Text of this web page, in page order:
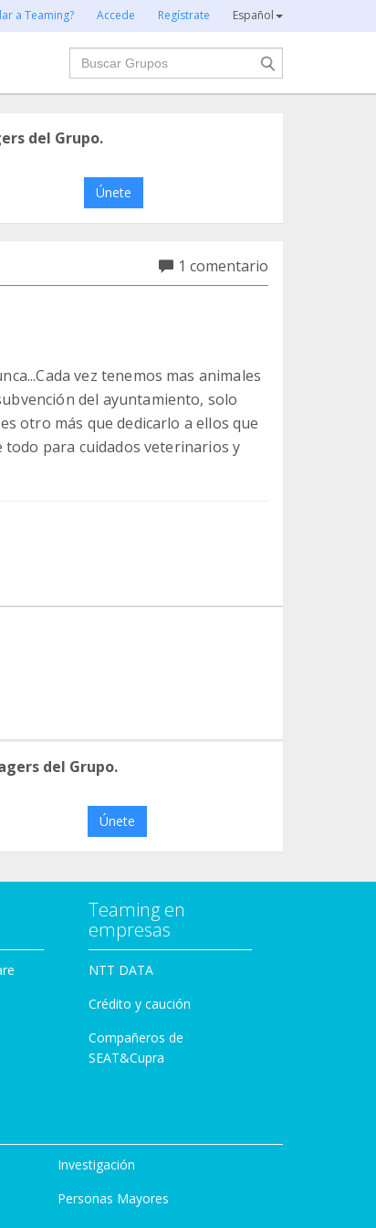
a Teaming? Accede Regístrate Español
Buscar
del Grupo.
Únete
1 comentario
vez tenemos mas animales
del ayuntamiento, solo
otro más que dedicarlo a ellos que
para cuidados veterinarios y
del Grupo.
Únete
Teaming en
empresas
NTT DATA
Crédito y caución
Compañeros de
SEAT&Cupra
Investigación
Personas Mayores